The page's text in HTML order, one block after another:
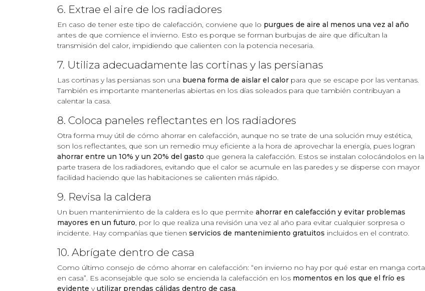
6. Extrae el aire de los radiadores
En caso de tener este tipo de calefacción, conviene que lo purgues de aire al menos una vez al año
antes de que comience el invierno. Esto es porque se forman burbujas de aire que dificultan la
transmisión del calor, impidiendo que calienten con la potencia necesaria.
7. Utiliza adecuadamente las cortinas y las persianas
Las cortinas y las persianas son una buena forma de aislar el calor para que se escape por las ventanas.
También es importante mantenerlas abiertas en los días soleados para que también contribuyan a
calentar la casa.
8. Coloca paneles reflectantes en los radiadores
Otra forma muy útil de cómo ahorrar en calefacción, aunque no se trate de una solución muy estética,
son los reflectantes, que son un remedio muy eficiente a la hora de aprovechar la energía, pues logran
ahorrar entre un 10% y un 20% del gasto que genera la calefacción. Estos se instalan colocándolos en la
parte trasera de los radiadores, evitando que el calor se acumule en las paredes y se disperse con mayor
facilidad haciendo que las habitaciones se calienten más rápido.
9. Revisa la caldera
Un buen mantenimiento de la caldera es lo que permite ahorrar en calefacción y evitar problemas
mayores en un futuro, por lo que realiza una revisión una vez al año para evitar cualquier sorpresa o
incidente. Hay compañías que tienen servicios de mantenimiento gratuitos incluidos en el contrato.
10. Abrígate dentro de casa
Como último consejo de cómo ahorrar en calefacción: “en invierno no hay por qué estar en manga corta
en casa”. Es aconsejable que solo se encienda la calefacción en los momentos en los que el frío es
evidente yutilizar prendas cálidas dentro de casa.